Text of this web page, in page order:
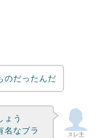
のだったんだ
スレ主
ょう
名なブラ